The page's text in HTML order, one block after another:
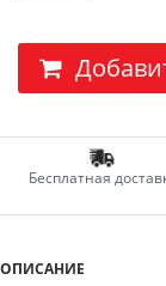
Бесплатная
ОПИСАНИЕ